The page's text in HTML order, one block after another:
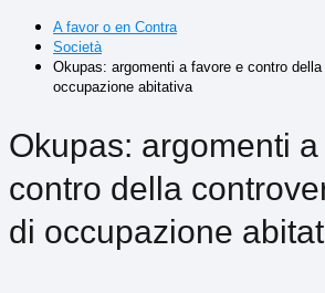
A favor o en Contra
Società
Okupas: argomenti a favore e contro
occupazione abitativa
Okupas: argomenti
contro della
di occupazione